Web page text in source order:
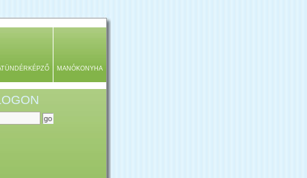
MANÓKONYHA